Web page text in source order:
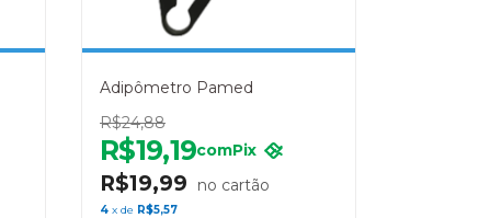
Adipômetro Pamed
R$24,88
R$19,99
R$19,19comPix
4 x de R$5,57